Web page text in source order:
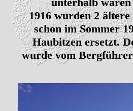
1916 wurden 2 ältere
schon im Sommer
Haubitzen ersetzt.
wurde vom